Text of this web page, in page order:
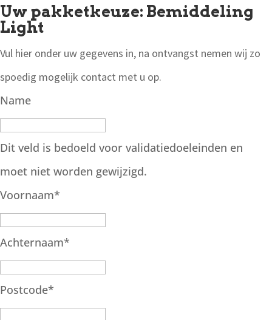
Uw pakketkeuze: Bemiddeling
Light
Vul hier onder uw gegevens in, na ontvangst nemen wij zo
spoedig mogelijk contact met u op.
Name
Dit veld is bedoeld voor validatiedoeleinden en
moet niet worden gewijzigd.
Voornaam*
Achternaam*
Postcode*